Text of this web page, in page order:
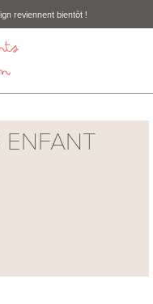
reviennent bientôt !
ENFANT